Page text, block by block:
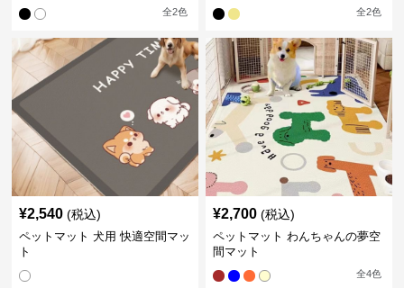
全2色 全2色
¥2,540 (税込)
ペットマット 犬用 快適空間マッ
ト
¥2,700 (税込)
ペットマット わんちゃんの夢空
間マット
全4色